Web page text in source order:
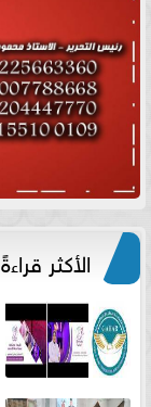
الأكثر قراءةً